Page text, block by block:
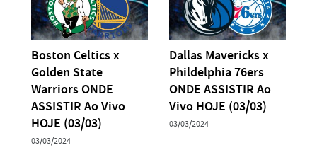
Boston Celtics x
Golden State
Warriors ONDE
ASSISTIR Ao Vivo
HOJE (03/03)
03/03/2024
Dallas Mavericks x
Phildelphia 76ers
ONDE ASSISTIR Ao
Vivo HOJE (03/03)
03/03/2024